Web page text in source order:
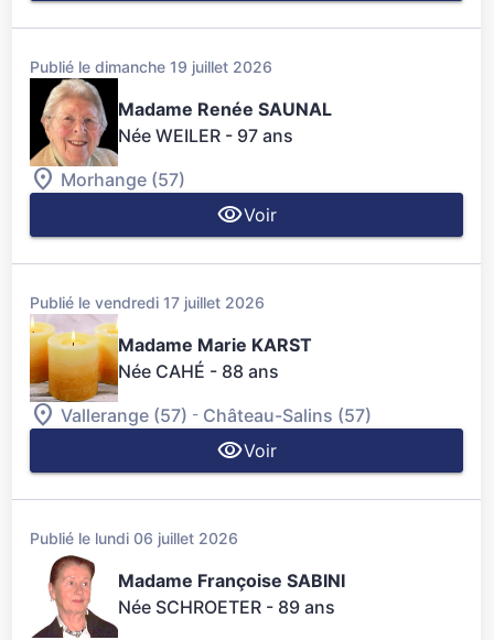
Publié le dimanche 19 juillet 2026
Madame Renée SAUNAL
Née WEILER - 97 ans
Morhange (57)
Voir
Publié le vendredi 17 juillet 2026
Madame Marie KARST
Née CAHÉ - 88 ans
Vallerange (57) - Château-Salins (57)
Voir
Publié le lundi 06 juillet 2026
Madame Françoise SABINI
Née SCHROETER - 89 ans